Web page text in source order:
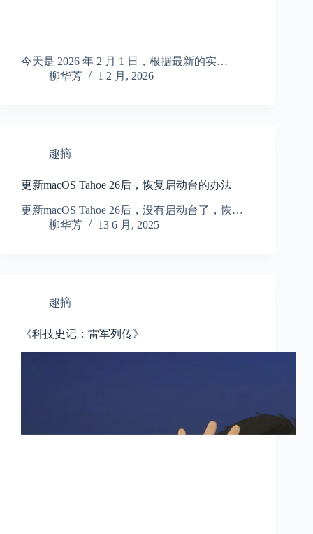
今天是 2026 年 2 月 1 日，根据最新的实…
柳华芳
1 2 月, 2026
趣摘
更新macOS Tahoe 26后，恢复启动台的办法
更新macOS Tahoe 26后，没有启动台了，恢…
柳华芳
13 6 月, 2025
趣摘
《科技史记：雷军列传》